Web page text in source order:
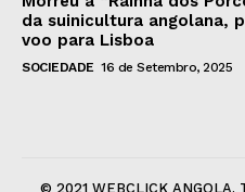
da suinicultura angolana,
voo para Lisboa
SOCIEDADE 16 de Setembro, 2025
© 2021 WEBCLICK